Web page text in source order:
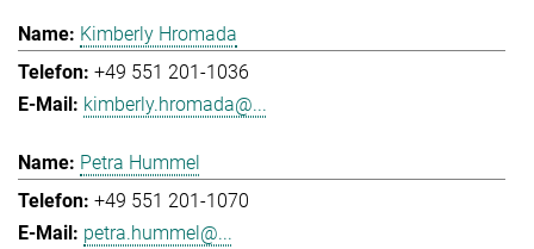
Kimberly Hromada
+49 551 201-1036
kimberly.hromada@...
Petra Hummel
+49 551 201-1070
petra.hummel@...